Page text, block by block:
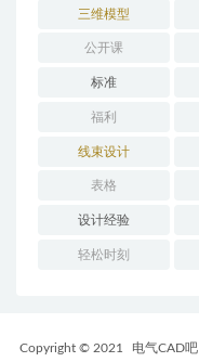
三维模型
公开课
标准
福利
线束设计
表格
设计经验
轻松时刻
Copyright © 2021 电气CAD吧